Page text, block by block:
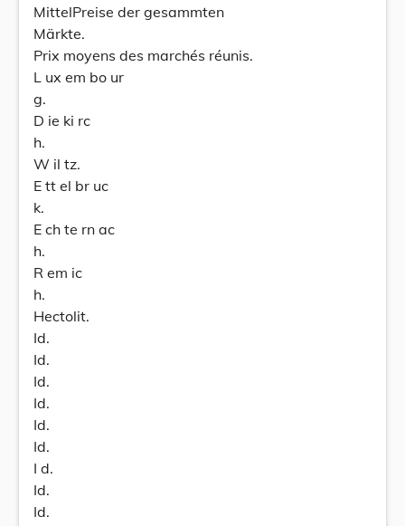
MittelPreise der gesammten
Märkte.
Prix moyens des marchés réunis.
L ux em bo ur
g.
D ie ki rc
h.
W il tz.
E tt el br uc
k.
E ch te rn ac
h.
R em ic
h.
Hectolit.
Id.
Id.
Id.
Id.
Id.
Id.
I d.
Id.
Id.